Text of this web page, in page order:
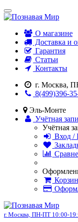
О магазине
Доставка и
Гарантия
Статьи
Контакты
г. Москва,
8(499)396-
Эль-Монте
Учётная
Учётная
Вход /
г. Москва, ПН-ПТ 10:00-